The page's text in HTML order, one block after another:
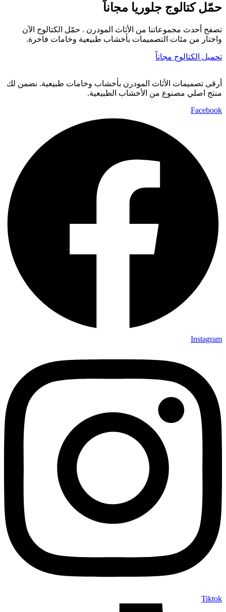
حمّل كتالوج جلوريا مجاناً
تصفح أحدث مجموعاتنا من الأثاث المودرن . حمّل الكتالوج الآن
واختار من مئات التصميمات بأخشاب طبيعية وخامات فاخرة.
تحميل الكتالوج مجاناً
أرقى تصميمات الأثاث المودرن بأخشاب وخامات طبيعية. نضمن لك
منتج اصلي مصنوع من الأخشاب الطبيعية.
Facebook
Instagram
Tiktok